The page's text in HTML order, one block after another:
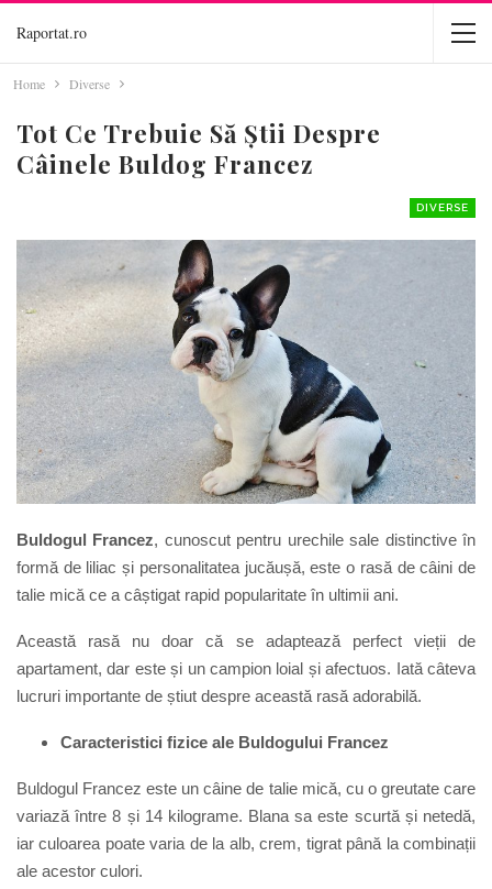
Raportat.ro
Home Diverse
Tot Ce Trebuie Să Știi Despre
Câinele Buldog Francez
DIVERSE
Buldogul Francez, cunoscut pentru urechile sale distinctive în
formă de liliac și personalitatea jucăușă, este o rasă de câini de
talie mică ce a câștigat rapid popularitate în ultimii ani.
Această rasă nu doar că se adaptează perfect vieții de
apartament, dar este și un campion loial și afectuos. Iată câteva
lucruri importante de știut despre această rasă adorabilă.
Caracteristici fizice ale Buldogului Francez
Buldogul Francez este un câine de talie mică, cu o greutate care
variază între 8 și 14 kilograme. Blana sa este scurtă și netedă,
iar culoarea poate varia de la alb, crem, tigrat până la combinații
ale acestor culori.